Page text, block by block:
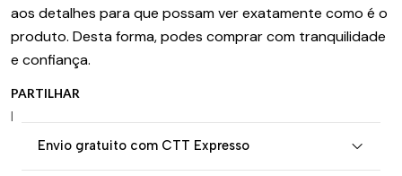
aos detalhes para que possam ver exatamente como é o
produto. Desta forma, podes comprar com tranquilidade
e confiança.
PARTILHAR
|
Envio gratuito com CTT Expresso